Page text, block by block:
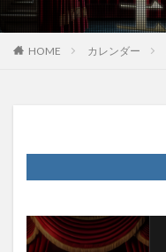
HOME カレンダー